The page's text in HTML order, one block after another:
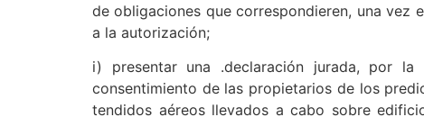
de obligaciones que correspondieren, una vez
a la autorización;
i) presentar una .declaración jurada, por
consentimiento de las propietarios de los
tendidos aéreos llevados a cabo sobre